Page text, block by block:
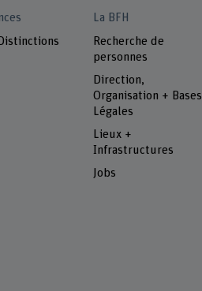
La BFH
Recherche de
personnes
Direction,
Organisation + Bases
Légales
Lieux +
Infrastructures
Jobs